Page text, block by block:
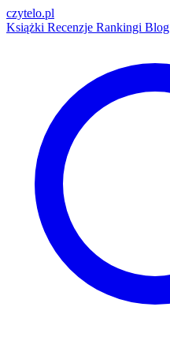
czytelo.pl
Książki Recenzje Rankingi Blog